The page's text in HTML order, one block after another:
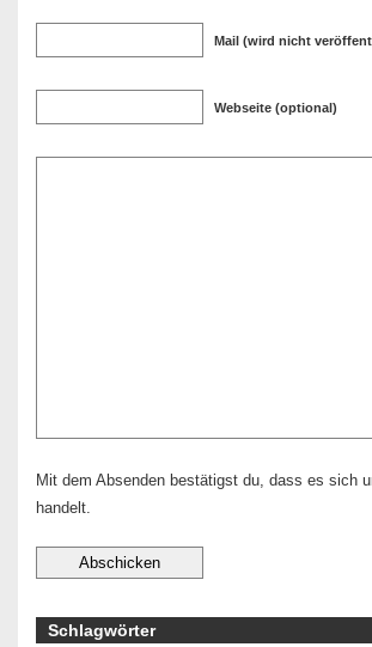
Mail (wird nicht
Webseite (optional)
Mit dem Absenden bestätigst du, dass es sich
handelt.
Schlagwörter